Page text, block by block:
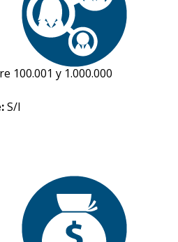
100.001 y 1.000.000
S/I